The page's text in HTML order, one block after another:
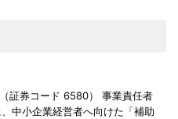
証券コード 6580） 事業責任者
中小企業経営者へ向けた「補助